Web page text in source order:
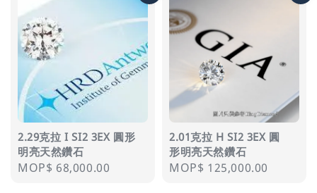
2.29克拉 I SI2 3EX 圓形
明亮天然鑽石
Regular
MOP$ 68,000.00
2.01克拉 H SI2 3EX 圓
形明亮天然鑽石
Regular
MOP$ 125,000.00